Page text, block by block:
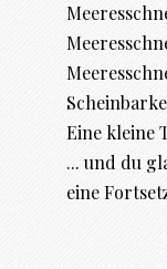
Eine kleine
... und du
eine